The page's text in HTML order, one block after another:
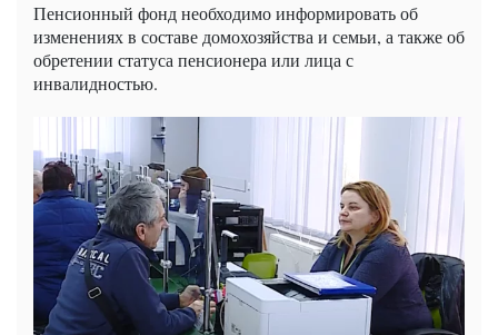
Пенсионный фонд необходимо информировать об
изменениях в составе домохозяйства и семьи, а также об
обретении статуса пенсионера или лица с
инвалидностью.